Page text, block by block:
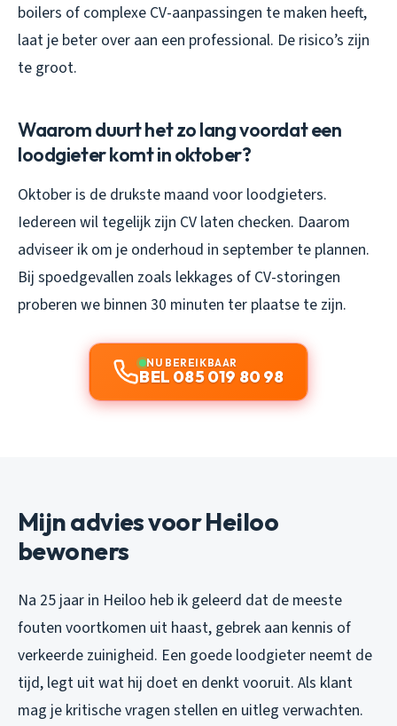
boilers of complexe CV-aanpassingen te maken heeft,
laat je beter over aan een professional. De risico’s zijn
te groot.
Waarom duurt het zo lang voordat een
loodgieter komt in oktober?
Oktober is de drukste maand voor loodgieters.
Iedereen wil tegelijk zijn CV laten checken. Daarom
adviseer ik om je onderhoud in september te plannen.
Bij spoedgevallen zoals lekkages of CV-storingen
proberen we binnen 30 minuten ter plaatse te zijn.
NU BEREIKBAAR
BEL 085 019 80 98
Mijn advies voor Heiloo
bewoners
Na 25 jaar in Heiloo heb ik geleerd dat de meeste
fouten voortkomen uit haast, gebrek aan kennis of
verkeerde zuinigheid. Een goede loodgieter neemt de
tijd, legt uit wat hij doet en denkt vooruit. Als klant
mag je kritische vragen stellen en uitleg verwachten.